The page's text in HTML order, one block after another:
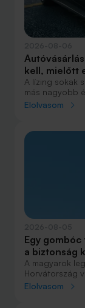
kell, mielőtt
A lízing sokak
más nagyobb
anélkül, hogy
fogalmak
Elolvasom
Egy
a biztonság
A magyarok
Horvátország
júniust
Elolvasom